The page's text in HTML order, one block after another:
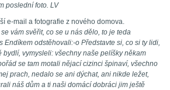
poslední foto. LV
e-mail a fotografie z nového domova.
vám svěřit, co se u nás dělo, to je teda
Endíkem odstěhovali:-o Představte si, co si ty lidi,
bydlí, vymysleli: všechny naše pelíšky někam
se tam motali nějací cizinci špinaví, všechno
prach, nedalo se ani dýchat, ani nikde ležet,
náš dům a ti naši domácí dobráci jim ještě